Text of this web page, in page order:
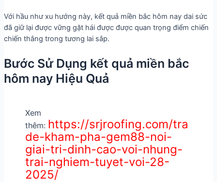
Với hầu như xu hướng này, kết quả miền bắc hôm nay dai sức
đã giữ lại được vững gặt hái được được quan trọng điểm chiến
chiến thắng trong tương lai sắp.
Bước Sử Dụng kết quả miền bắc
hôm nay Hiệu Quả
Xem
thêm: https://srjroofing.com/tra
de-kham-pha-gem88-noi-
giai-tri-dinh-cao-voi-nhung-
trai-nghiem-tuyet-voi-28-
2025/